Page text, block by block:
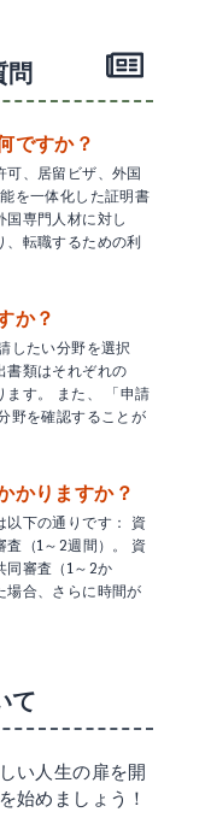
問
ですか？
可、居留ビザ、外国
を一体化した証明書
専門人材に対し
、転職するための利
か？
したい分野を選択
書類はそれぞれの
ます。 また、 「申請
野を確認することが
かりますか？
以下の通りです： 資
査（1～2週間）。 資
同審査（1～2か
場合、さらに時間が
て
い人生の扉を開
始めましょう！